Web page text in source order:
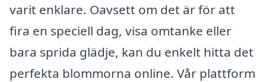
varit enklare. Oavsett om det är för att
fira en speciell dag, visa omtanke eller
bara sprida glädje, kan du enkelt hitta det
perfekta blommorna online. Vår plattform